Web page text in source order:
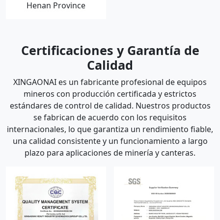
Henan Province
Certificaciones y Garantía de
Calidad
XINGAONAI es un fabricante profesional de equipos
mineros con producción certificada y estrictos
estándares de control de calidad. Nuestros productos
se fabrican de acuerdo con los requisitos
internacionales, lo que garantiza un rendimiento fiable,
una calidad consistente y un funcionamiento a largo
plazo para aplicaciones de minería y canteras.